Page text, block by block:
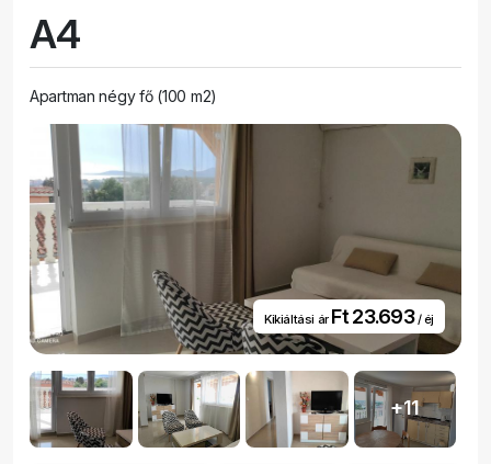
A4
Apartman négy fő (100 m2)
Kikiáltási ár Ft 23.693/ éj
+11